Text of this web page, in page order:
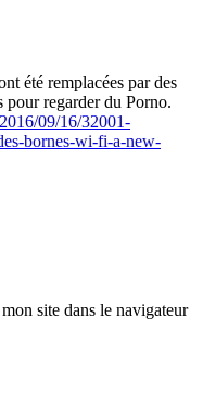
été remplacées par des
regarder du Porno.
09/16/32001-
bornes-wi-fi-a-new-
site dans le navigateur